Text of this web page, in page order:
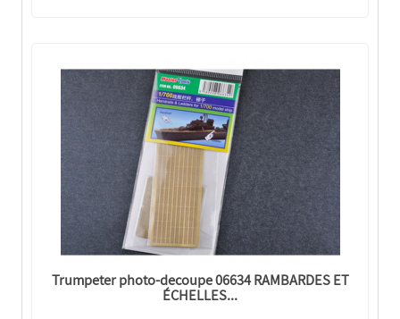
Trumpeter photo-decoupe 06634 RAMBARDES ET
ÉCHELLES...